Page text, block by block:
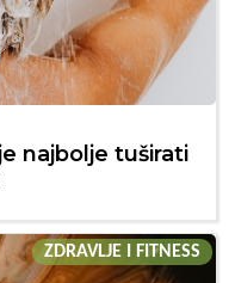
najbolje tuširati
ZDRAVLJE I FITNESS